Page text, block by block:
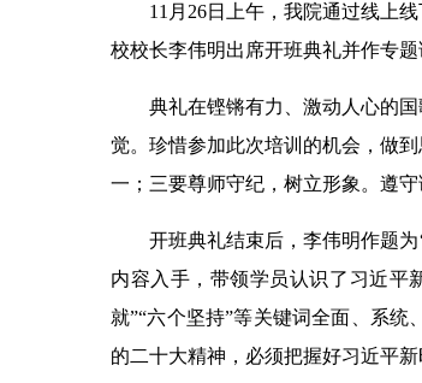
11月26日上午，我院通过线上
校校长李伟明出席开班典礼并作专
典礼在铿锵有力、激动人心的
觉。珍惜参加此次培训的机会，做
一；三要尊师守纪，树立形象。遵
开班典礼结束后，李伟明作题
内容入手，带领学员认识了习近平
就”“六个坚持”等关键词全面、系
的二十大精神，必须把握好习近平